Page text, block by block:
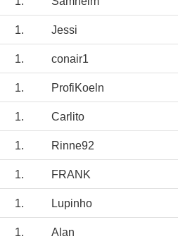
1. Jessi
1. conair1
1. ProfiKoeln
1. Carlito
1. Rinne92
1. FRANK
1. Lupinho
1. Alan